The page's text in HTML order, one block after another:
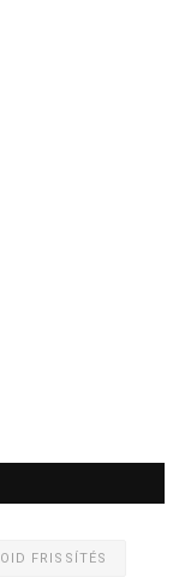
FRISSÍTÉS